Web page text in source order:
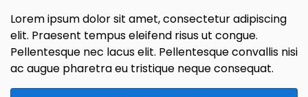
Lorem ipsum dolor sit amet, consectetur adipiscing
elit. Praesent tempus eleifend risus ut congue.
Pellentesque nec lacus elit. Pellentesque convallis nisi
ac augue pharetra eu tristique neque consequat.